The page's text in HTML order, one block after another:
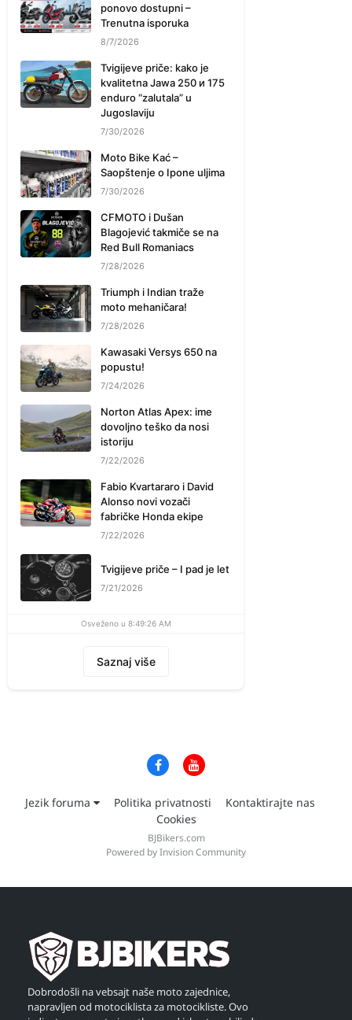
ponovo dostupni –
Trenutna isporuka
8/7/2026
Tvigijeve priče: kako je
kvalitetna Jawa 250 и 175
enduro “zalutala” u
Jugoslaviju
7/30/2026
Moto Bike Kać –
Saopštenje o Ipone uljima
7/30/2026
CFMOTO i Dušan
Blagojević takmiče se na
Red Bull Romaniacs
7/28/2026
Triumph i Indian traže
moto mehaničara!
7/28/2026
Kawasaki Versys 650 na
popustu!
7/24/2026
Norton Atlas Apex: ime
dovoljno teško da nosi
istoriju
7/22/2026
Fabio Kvartararo i David
Alonso novi vozači
fabričke Honda ekipe
7/22/2026
Tvigijeve priče – I pad je let
7/21/2026
Osveženo u 8:49:26 AM
Saznaj više
Jezik foruma Politika privatnosti
Kontaktirajte nas
Cookies
BJBikers.com
Powered by Invision Community
Dobrodošli na vebsajt naše moto zajednice,
napravljen od motociklista za motocikliste. Ovo